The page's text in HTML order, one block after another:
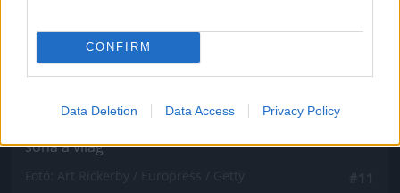
CONFIRM
Data Deletion Data Access Privacy Policy
Ezt a Dallasban viselt rózsaszín kosztümöt sajnos
soha a világ